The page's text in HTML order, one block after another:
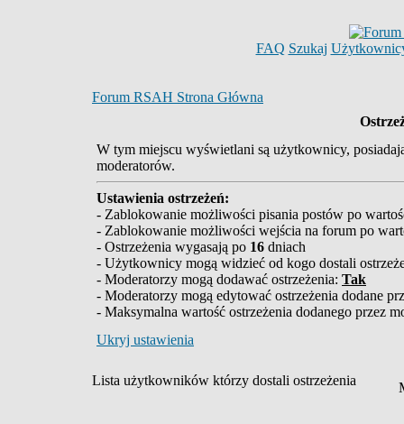
FAQ Szukaj
Forum RSAH Strona Główna
W tym miejscu wyświetlani są użytkownicy,
moderatorów.
Ustawienia ostrzeżeń:
- Zablokowanie możliwości pisania postów po
- Zablokowanie możliwości wejścia na forum po
- Ostrzeżenia wygasają po 16 dniach
- Użytkownicy mogą widzieć od kogo dostali
- Moderatorzy mogą dodawać ostrzeżenia: Tak
- Moderatorzy mogą edytować ostrzeżenia dodane
- Maksymalna wartość ostrzeżenia dodanego przez
Ukryj ustawienia
Lista użytkowników którzy dostali ostrzeżenia